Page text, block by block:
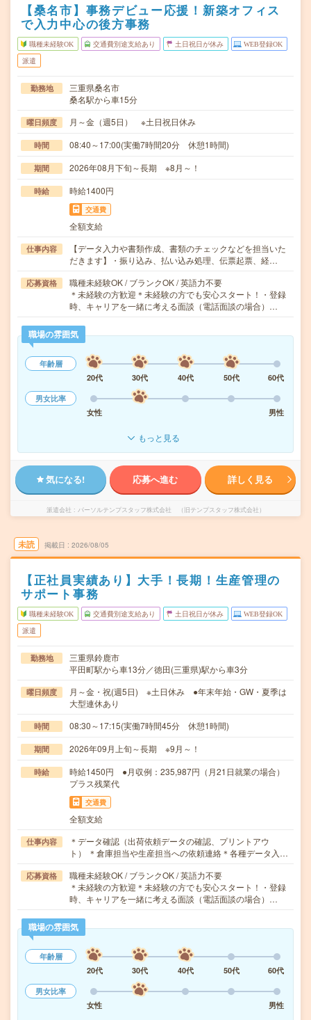
【桑名市】事務デビュー応援！新築オフィス
で入力中心の後方事務
職種未経験OK 交通費別途支給あり 土日祝日が休み WEB登録OK
派遣
勤務地
三重県桑名市
桑名駅から車15分
曜日頻度 月～金（週5日） ※土日祝日休み
時間 08:40～17:00(実働7時間20分 休憩1時間)
期間 2026年08月下旬～長期 ※8月～！
時給 時給1400円
交通費
全額支給
仕事内容
【データ入力や書類作成、書類のチェックなどを担当いた
だきます】・振り込み、払い込み処理、伝票起票、経…
応募資格
職種未経験OK / ブランクOK / 英語力不要
＊未経験の方歓迎＊未経験の方でも安心スタート！・登録
時、キャリアを一緒に考える面談（電話面談の場合）…
職場の雰囲気
年齢層
20代
30代 40代 50代
60代
男女比率
女性
男性
もっと見る
気になる! 応募へ進む 詳しく見る
派遣会社 パーソルテンプスタッフ株式会社 （旧テンプスタッフ株式会社）
未読 掲載日 2026/08/05
【正社員実績あり】大手！長期！生産管理の
サポート事務
職種未経験OK 交通費別途支給あり 土日祝日が休み WEB登録OK
派遣
勤務地
三重県鈴鹿市
平田町駅から車13分／徳田(三重県)駅から車3分
曜日頻度
月～金・祝(週5日) ※土日休み ●年末年始・GW・夏季は
大型連休あり
時間 08:30～17:15(実働7時間45分 休憩1時間)
期間 2026年09月上旬～長期 ※9月～！
時給
時給1450円 ●月収例：235,987円（月21日就業の場合）
プラス残業代
交通費
全額支給
仕事内容
＊データ確認（出荷依頼データの確認、プリントアウ
ト） ＊倉庫担当や生産担当への依頼連絡＊各種データ入…
応募資格
職種未経験OK / ブランクOK / 英語力不要
＊未経験の方歓迎＊未経験の方でも安心スタート！・登録
時、キャリアを一緒に考える面談（電話面談の場合）…
職場の雰囲気
年齢層
20代
30代 40代 50代
60代
男女比率
女性
男性